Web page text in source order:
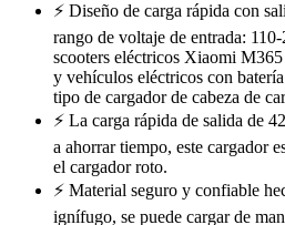
⚡ Diseño de carga rápida con
rango de voltaje de entrada:
scooters eléctricos Xiaomi
y vehículos eléctricos con
tipo de cargador de cabeza de
⚡ La carga rápida de salida de
a ahorrar tiempo, este cargador
el cargador roto.
⚡ Material seguro y confiable
ignífugo, se puede cargar de